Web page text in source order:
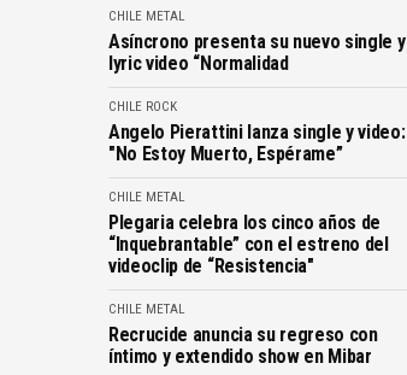
CHILE METAL
Asíncrono presenta su nuevo single y
lyric video “Normalidad
CHILE ROCK
Angelo Pierattini lanza single y video:
"No Estoy Muerto, Espérame”
CHILE METAL
Plegaria celebra los cinco años de
“Inquebrantable” con el estreno del
videoclip de “Resistencia"
CHILE METAL
Recrucide anuncia su regreso con
íntimo y extendido show en Mibar